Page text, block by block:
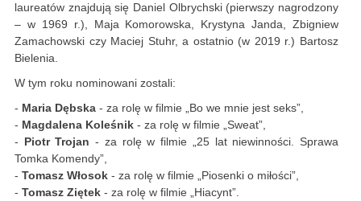
laureatów znajdują się Daniel Olbrychski (pierwszy nagrodzony
– w 1969 r.), Maja Komorowska, Krystyna Janda, Zbigniew
Zamachowski czy Maciej Stuhr, a ostatnio (w 2019 r.) Bartosz
Bielenia.
W tym roku nominowani zostali:
- Maria Dębska - za rolę w filmie „Bo we mnie jest seks”,
- Magdalena Koleśnik - za rolę w filmie „Sweat”,
- Piotr Trojan - za rolę w filmie „25 lat niewinności. Sprawa
Tomka Komendy”,
- Tomasz Włosok - za rolę w filmie „Piosenki o miłości”,
- Tomasz Ziętek - za rolę w filmie „Hiacynt”.